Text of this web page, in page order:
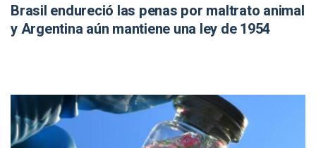
Brasil endureció las penas por maltrato animal
y Argentina aún mantiene una ley de 1954